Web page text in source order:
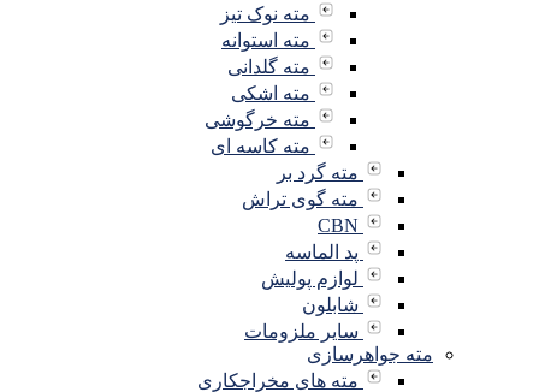
مته نوک تیز
مته استوانه
مته گلدانی
مته اشکی
مته خرگوشی
مته کاسه ای
مته گرد بر
مته گوی تراش
CBN
پد الماسه
لوازم پولیش
شابلون
سایر ملزومات
مته جواهرسازی
مته های مخراجکاری